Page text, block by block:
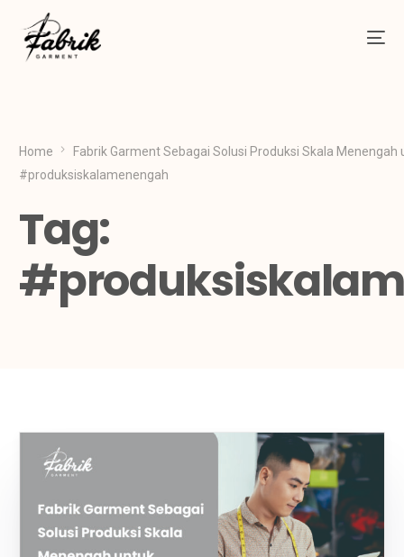
Home
Fabrik Garment Sebagai Solusi Produksi Skala Menengah
#produksiskalamenengah
Tag: